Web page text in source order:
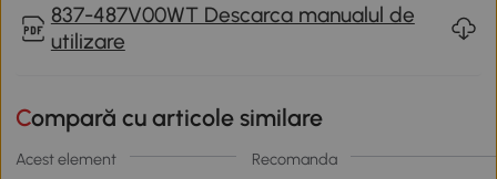
837-487V00WT Descarca manualul de
utilizare
Compară cu articole similare
Acest element Recomanda